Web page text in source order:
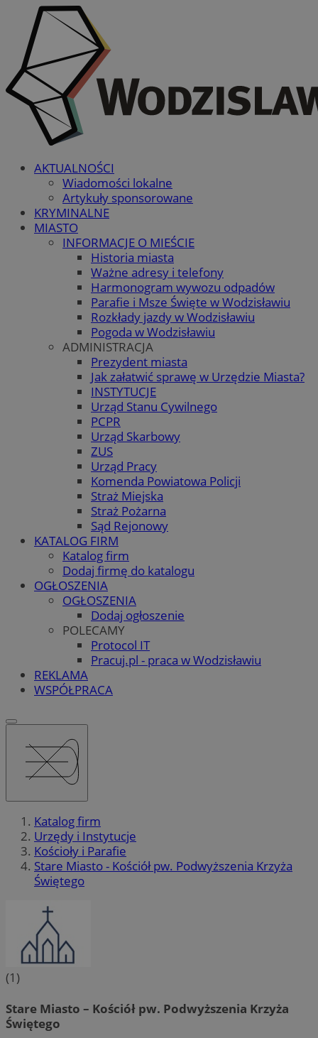
AKTUALNOŚCI
Wiadomości lokalne
Artykuły sponsorowane
KRYMINALNE
MIASTO
INFORMACJE O MIEŚCIE
Historia miasta
Ważne adresy i telefony
Harmonogram wywozu odpadów
Parafie i Msze Święte w Wodzisławiu
Rozkłady jazdy w Wodzisławiu
Pogoda w Wodzisławiu
ADMINISTRACJA
Prezydent miasta
Jak załatwić sprawę w Urzędzie Miasta?
INSTYTUCJE
Urząd Stanu Cywilnego
PCPR
Urząd Skarbowy
ZUS
Urząd Pracy
Komenda Powiatowa Policji
Straż Miejska
Straż Pożarna
Sąd Rejonowy
KATALOG FIRM
Katalog firm
Dodaj firmę do katalogu
OGŁOSZENIA
OGŁOSZENIA
Dodaj ogłoszenie
POLECAMY
Protocol IT
Pracuj.pl - praca w Wodzisławiu
REKLAMA
WSPÓŁPRACA
Katalog firm
Urzędy i Instytucje
Kościoły i Parafie
Stare Miasto - Kościół pw. Podwyższenia Krzyża
Świętego
(1)
Stare Miasto – Kościół pw. Podwyższenia Krzyża
Świętego